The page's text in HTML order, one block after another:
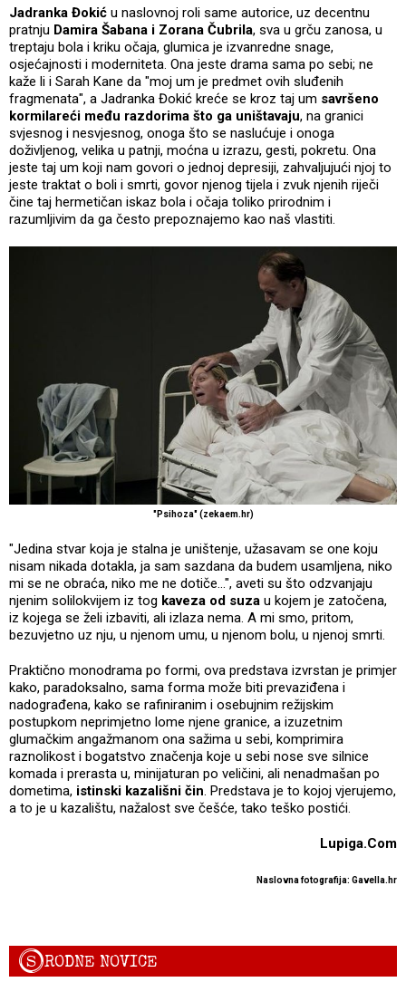
Jadranka Đokić u naslovnoj roli same autorice, uz decentnu
pratnju Damira Šabana i Zorana Čubrila, sva u grču zanosa, u
treptaju bola i kriku očaja, glumica je izvanredne snage,
osjećajnosti i moderniteta. Ona jeste drama sama po sebi; ne
kaže li i Sarah Kane da "moj um je predmet ovih sluđenih
fragmenata", a Jadranka Đokić kreće se kroz taj um savršeno
kormilareći među razdorima što ga uništavaju, na granici
svjesnog i nesvjesnog, onoga što se naslućuje i onoga
doživljenog, velika u patnji, moćna u izrazu, gesti, pokretu. Ona
jeste taj um koji nam govori o jednoj depresiji, zahvaljujući njoj to
jeste traktat o boli i smrti, govor njenog tijela i zvuk njenih riječi
čine taj hermetičan iskaz bola i očaja toliko prirodnim i
razumljivim da ga često prepoznajemo kao naš vlastiti.
"Psihoza" (zekaem.hr)
"Jedina stvar koja je stalna je uništenje, užasavam se one koju
nisam nikada dotakla, ja sam sazdana da budem usamljena, niko
mi se ne obraća, niko me ne dotiče...", aveti su što odzvanjaju
njenim solilokvijem iz tog kaveza od suza u kojem je zatočena,
iz kojega se želi izbaviti, ali izlaza nema. A mi smo, pritom,
bezuvjetno uz nju, u njenom umu, u njenom bolu, u njenoj smrti.
Praktično monodrama po formi, ova predstava izvrstan je primjer
kako, paradoksalno, sama forma može biti prevaziđena i
nadograđena, kako se rafiniranim i osebujnim režijskim
postupkom neprimjetno lome njene granice, a izuzetnim
glumačkim angažmanom ona sažima u sebi, komprimira
raznolikost i bogatstvo značenja koje u sebi nose sve silnice
komada i prerasta u, minijaturan po veličini, ali nenadmašan po
dometima, istinski kazališni čin. Predstava je to kojoj vjerujemo,
a to je u kazalištu, nažalost sve češće, tako teško postići.
Lupiga.Com
Naslovna fotografija: Gavella.hr
SRODNE NOVICE